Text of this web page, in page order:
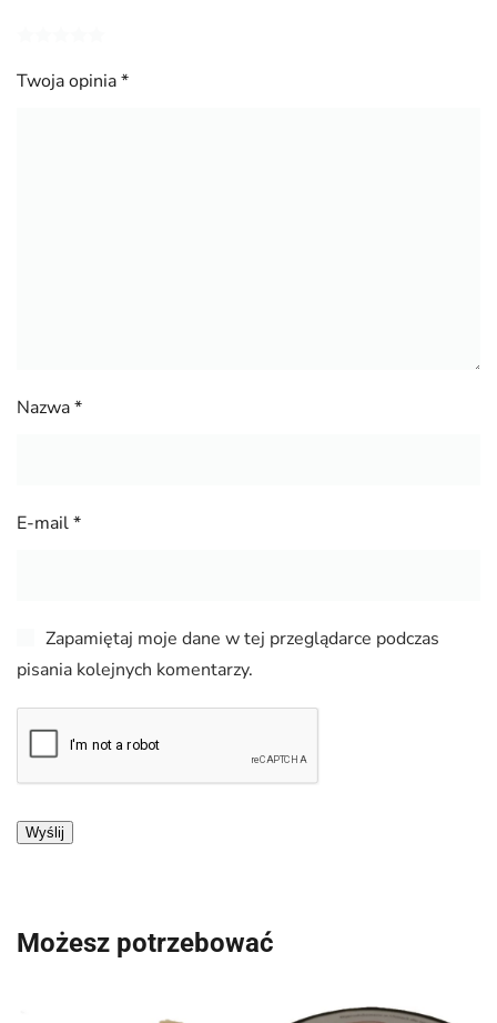
Twoja opinia*
Nazwa*
E-mail*
Zapamiętaj moje dane w tej przeglądarce podczas
pisania kolejnych komentarzy.
Możesz potrzebować